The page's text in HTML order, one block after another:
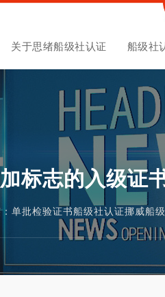
关于思绪船级社认证 船级社
标志的入级证
单批检验证书船级社认证挪威船